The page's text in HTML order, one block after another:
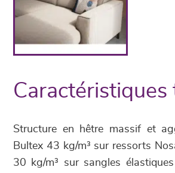
Caractéristiques
Structure en hêtre massif et
Bultex 43 kg/m³ sur ressorts
30 kg/m³ sur sangles